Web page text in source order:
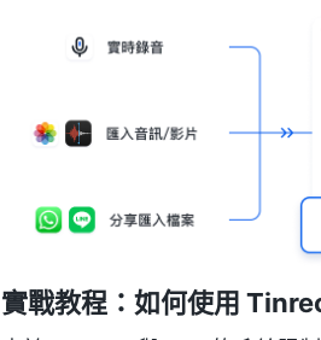
實戰教程：如何使用